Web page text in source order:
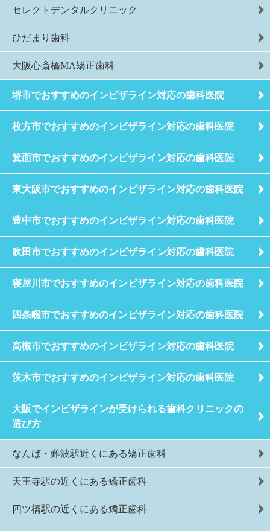
セレクトデンタルクリニック
ひだまり歯科
大阪心斎橋MA矯正歯科
堺市でおすすめのインビザライン対応の歯科医院
枚方市でおすすめのインビザライン対応の歯科医院
箕面市でおすすめのインビザライン対応の歯科医院
東大阪市でおすすめのインビザライン対応の歯科医院
豊中市でおすすめのインビザライン対応の歯科医院
吹田市でおすすめのインビザライン対応の歯科医院
寝屋川市でおすすめのインビザライン対応の歯科医院
四条畷市でおすすめのインビザライン対応の歯科医院
高槻市でおすすめのインビザライン対応の歯科医院
茨木市でおすすめのインビザライン対応の歯科医院
大阪でインビザラインが受けられる歯科クリニックの
選び方
なんば・難波駅近くにある矯正歯科
天王寺駅の近くにある矯正歯科
四ツ橋駅の近くにある矯正歯科